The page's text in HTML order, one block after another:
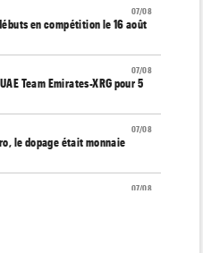
07/08
en compétition le 16 août
07/08
Team Emirates-XRG pour 5
07/08
le dopage était monnaie
07/08